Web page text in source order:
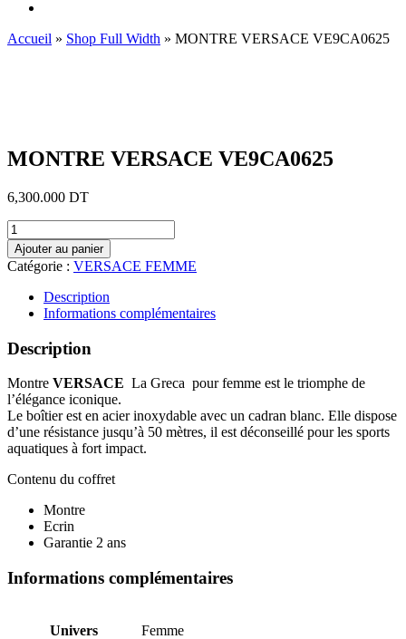
Accueil » Shop Full Width » MONTRE VERSACE VE9CA0625
MONTRE VERSACE VE9CA0625
6,300.000 DT
quantité
de
MONTRE
VERSACE
VE9CA0625
Ajouter au panier
Catégorie : VERSACE FEMME
Description
Informations complémentaires
Description
Montre VERSACE La Greca pour femme est le triomphe de
l’élégance iconique.
Le boîtier est en acier inoxydable avec un cadran blanc. Elle dispose
d’une résistance jusqu’à 50 mètres, il est déconseillé pour les sports
aquatiques à fort impact.
Contenu du coffret
Montre
Ecrin
Garantie 2 ans
Informations complémentaires
Univers Femme